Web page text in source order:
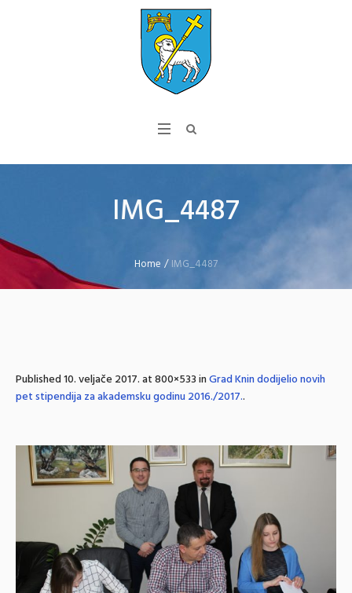
IMG_4487
Home /IMG_4487
Published10. veljače 2017.at 800×533 inGrad Knin dodijelio novih
pet stipendija za akademsku godinu 2016./2017..